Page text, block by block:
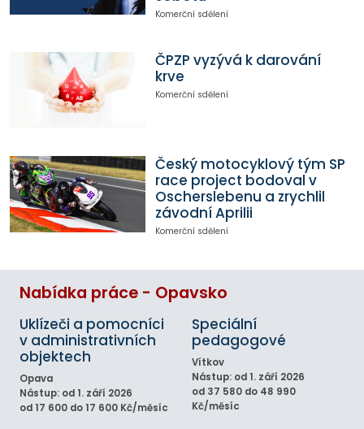
Komerční sdělení
ČPZP vyzývá k darování
krve
Komerční sdělení
Český motocyklový tým SP
race project bodoval v
Oscherslebenu a zrychlil
závodní Aprilii
Komerční sdělení
Nabídka práce - Opavsko
Uklízeči a pomocníci
v administrativních
objektech
Opava
Nástup: od 1. září 2026
od 17 600 do 17 600 Kč/měsíc
Speciální
pedagogové
Vítkov
Nástup: od 1. září 2026
od 37 580 do 48 990
Kč/měsíc